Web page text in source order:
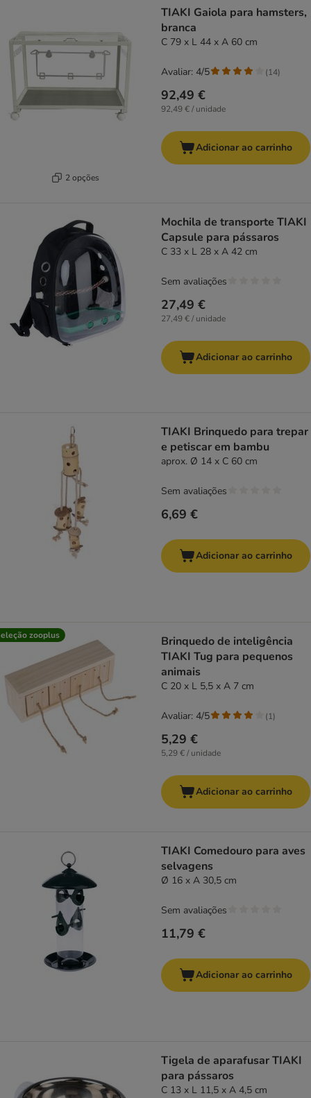
2 opções
TIAKI Gaiola para hamsters,
branca
C 79 x L 44 x A 60 cm
92,49 €
92,49 € / unidade
Avaliar: 4/5 (14)
Adicionar ao carrinho
Mochila de transporte TIAKI
Capsule para pássaros
C 33 x L 28 x A 42 cm
27,49 €
27,49 € / unidade
Sem avaliações
Adicionar ao carrinho
TIAKI Brinquedo para trepar
e petiscar em bambu
aprox. Ø 14 x C 60 cm
6,69 €
Sem avaliações
Adicionar ao carrinho
zooplus
Brinquedo de inteligência
TIAKI Tug para pequenos
animais
C 20 x L 5,5 x A 7 cm
5,29 €
5,29 € / unidade
Avaliar: 4/5 (1)
Adicionar ao carrinho
TIAKI Comedouro para aves
selvagens
Ø 16 x A 30,5 cm
11,79 €
Sem avaliações
Adicionar ao carrinho
Tigela de aparafusar TIAKI
para pássaros
C 13 x L 11,5 x A 4,5 cm